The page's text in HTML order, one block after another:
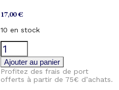
17,00€
10 en stock
quantité
de
Coffret
Topaze
Ajouter au panier
Profitez des frais de port
offerts à partir de 75€ d’achats.